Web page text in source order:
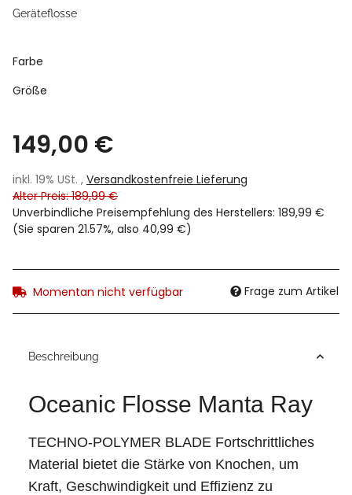
Geräteflosse
Farbe
Größe
149,00 €
inkl. 19% USt. , Versandkostenfreie Lieferung
Alter Preis: 189,99 €
Unverbindliche Preisempfehlung des Herstellers: 189,99 €
(Sie sparen 21.57%, also 40,99 €)
Momentan nicht verfügbar Frage zum Artikel
Beschreibung
Oceanic Flosse Manta Ray
TECHNO-POLYMER BLADE Fortschrittliches
Material bietet die Stärke von Knochen, um
Kraft, Geschwindigkeit und Effizienz zu